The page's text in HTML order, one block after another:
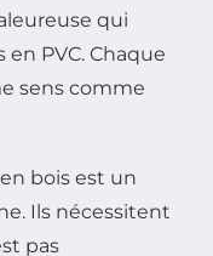
qui
PVC. Chaque
sens comme
bois est un
Ils nécessitent
pas